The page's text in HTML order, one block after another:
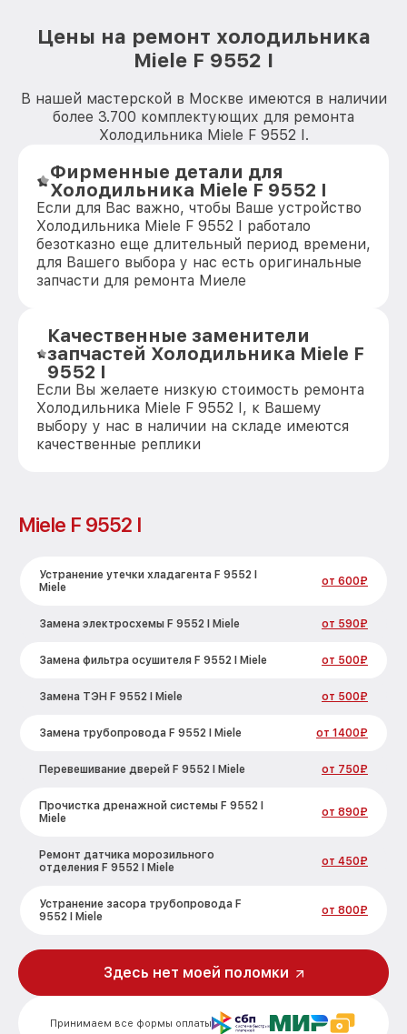
Цены на ремонт холодильника
Miele F 9552 I
В нашей мастерской в Москве имеются в наличии
более 3.700 комплектующих для ремонта
Холодильника Miele F 9552 I.
Фирменные детали для
Холодильника Miele F 9552 I
Если для Вас важно, чтобы Ваше устройство
Холодильника Miele F 9552 I работало
безотказно еще длительный период времени,
для Вашего выбора у нас есть оригинальные
запчасти для ремонта Миеле
Качественные заменители
запчастей Холодильника Miele F
9552 I
Если Вы желаете низкую стоимость ремонта
Холодильника Miele F 9552 I, к Вашему
выбору у нас в наличии на складе имеются
качественные реплики
Miele F 9552 I
Устранение утечки хладагента F 9552 I
Miele
от 600₽
Замена электросхемы F 9552 I Miele от 590₽
Замена фильтра осушителя F 9552 I Miele от 500₽
Замена ТЭН F 9552 I Miele от 500₽
Замена трубопровода F 9552 I Miele от 1400₽
Перевешивание дверей F 9552 I Miele от 750₽
Прочистка дренажной системы F 9552 I
Miele
от 890₽
Ремонт датчика морозильного
отделения F 9552 I Miele
от 450₽
Устранение засора трубопровода F
9552 I Miele
от 800₽
Ремонт испарителя F 9552 I Miele от 650₽
Замена дефростера F 9552 I Miele от 1290₽
Принимаем все формы оплаты
Здесь нет моей поломки